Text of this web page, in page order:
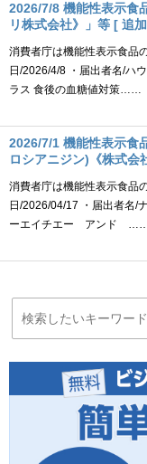
2026/7/8 機能性表示食
リ株式会社》」等 [ 追
消費者庁は機能性表示食品
日/2026/4/8 ・届出者名/ハ
ラス 食後の血糖値対策……
2026/7/1 機能性表示食
ロシアニジン)《株式
消費者庁は機能性表示食品
日/2026/04/17 ・届出者名/
ーエイチエー アンド